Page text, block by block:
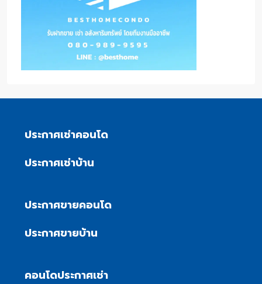
ประกาศเช่าคอนโด
ประกาศเช่าบ้าน
ประกาศขายคอนโด
ประกาศขายบ้าน
คอนโดประกาศเช่า